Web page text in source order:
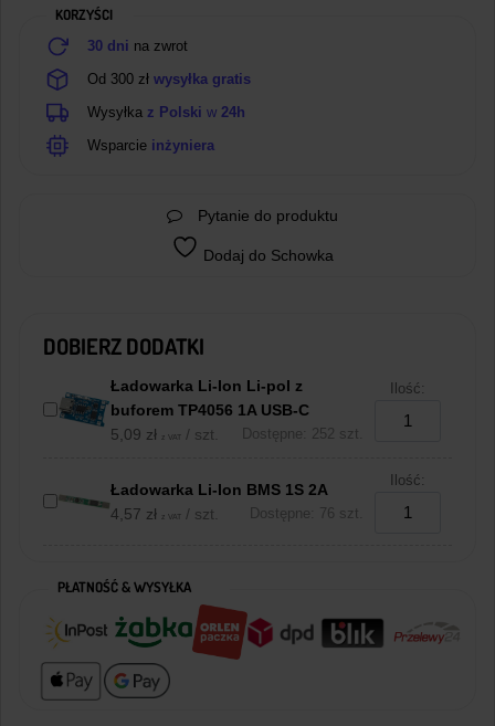
KORZYŚCI
30 dni na zwrot
Od 300 zł wysyłka gratis
Wysyłka z Polski w 24h
Wsparcie inżyniera
Pytanie do produktu
Dodaj do Schowka
DOBIERZ DODATKI
Ładowarka Li-Ion Li-pol z
buforem TP4056 1A USB-C
5,09 zł z VAT / szt. Dostępne: 252 szt.
Ilość:
Ładowarka Li-Ion BMS 1S 2A
4,57 zł z VAT / szt. Dostępne: 76 szt.
Ilość:
PŁATNOŚĆ & WYSYŁKA